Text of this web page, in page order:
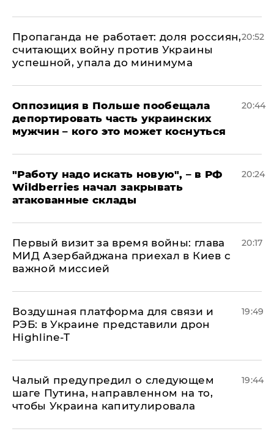
​Пропаганда не работает: доля россиян,
считающих войну против Украины
успешной, упала до минимума
20:52
Оппозиция в Польше пообещала
депортировать часть украинских
мужчин – кого это может коснуться
20:44
"Работу надо искать новую", – в РФ
Wildberries начал закрывать
атакованные склады
20:24
Первый визит за время войны: глава
МИД Азербайджана приехал в Киев с
важной миссией
20:17
Воздушная платформа для связи и
РЭБ: в Украине представили дрон
Highline-T
19:49
Чалый предупредил о следующем
шаге Путина, направленном на то,
чтобы Украина капитулировала
19:44